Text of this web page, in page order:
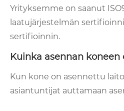
Yrityksemme on saanut
laatujärjestelmän
sertifioinnin.
Kuinka asennan koneen
Kun kone on asennettu
asiantuntijat auttamaan